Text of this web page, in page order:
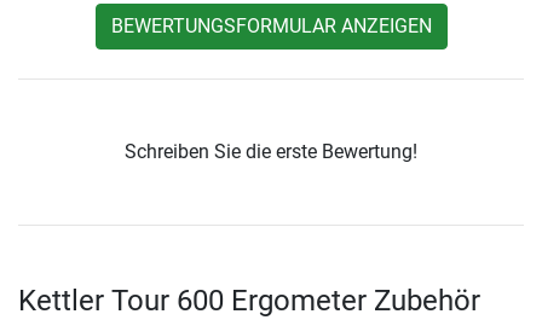
BEWERTUNGSFORMULAR ANZEIGEN
Schreiben Sie die erste Bewertung!
Kettler Tour 600 Ergometer Zubehör